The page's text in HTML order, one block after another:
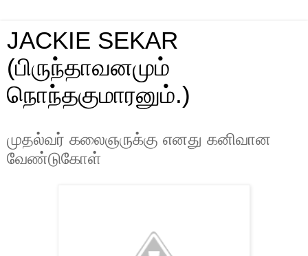
JACKIE SEKAR
(பிருந்தாவனமும்
நொந்தகுமாரனும்.)
முதல்வர் கலைஞருக்கு எனது கனிவான
வேண்டுகோள்